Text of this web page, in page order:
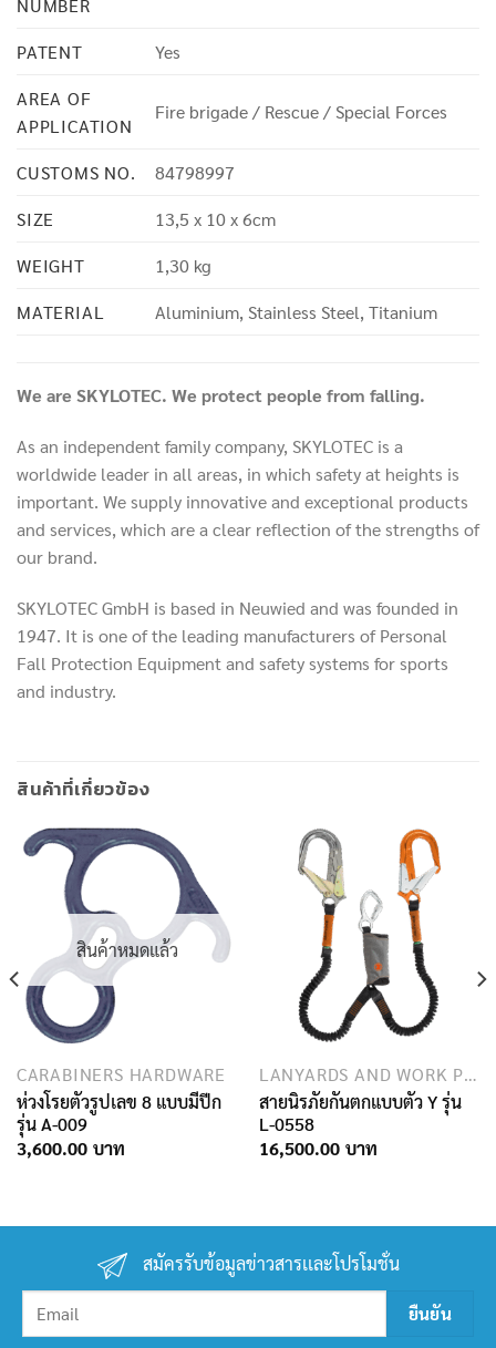
NUMBER
PATENT
Yes
AREA OF
APPLICATION
Fire brigade / Rescue / Special Forces
CUSTOMS NO.
84798997
SIZE
13,5 x 10 x 6cm
WEIGHT
1,30 kg
MATERIAL
Aluminium, Stainless Steel, Titanium
We are SKYLOTEC. We protect people from falling.
As an independent family company, SKYLOTEC is a
worldwide leader in all areas, in which safety at heights is
important. We supply innovative and exceptional products
and services, which are a clear reflection of the strengths of
our brand.
SKYLOTEC GmbH is based in Neuwied and was founded in
1947. It is one of the leading manufacturers of Personal
Fall Protection Equipment and safety systems for sports
and industry.
สินค้าที่เกี่ยวข้อง
สินค้าหมดแล้ว
CARABINERS HARDWARE
ห่วงโรยตัวรูปเลข 8 แบบมีปีก
รุ่น A-009
3,600.00
LANYARDS AND WORK POSITIONING ROPES
สายนิรภัยกันตกแบบตัว Y รุ่น
L-0558
16,500.00
สมัครรับข้อมูลข่าวสารเเละโปรโมชั่น